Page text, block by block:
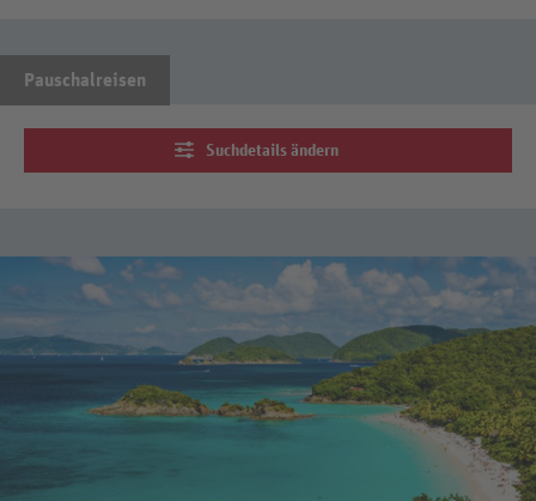
Pauschalreisen
Suchdetails ändern